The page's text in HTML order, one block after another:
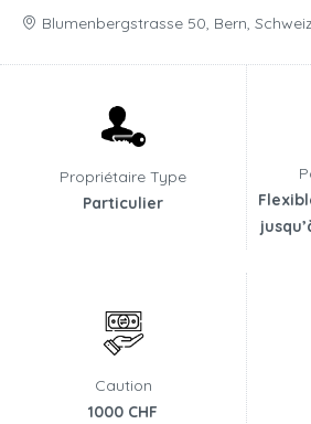
Blumenbergstrasse 50, Bern, Schweiz
Propriétaire Type
Particulier
Caution
1000 CHF